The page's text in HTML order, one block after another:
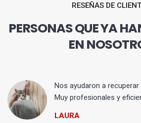
RESEÑAS DE
PERSONAS QUE YA
EN
Nos ayudaron a
Muy profesionales y
LAURA